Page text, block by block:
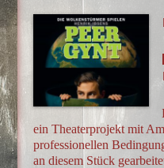
ein Theaterprojekt mit
professionellen
an diesem Stück